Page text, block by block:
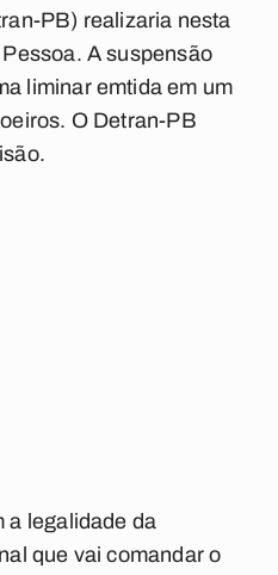
PB) realizaria nesta
A suspensão
liminar emtida em um
O Detran-PB
a legalidade da
que vai comandar o